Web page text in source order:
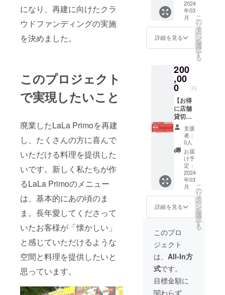
になり、再建に向けたクラ
ウドファンディングの実施
を決めました。
このプロジェクト
で実現したいこと
廃業したLaLa Primoを再建
し、たくさんの方に喜んで
いただける料理を提供した
いです。新しく私たちが作
るLaLa Primoのメニュー
は、基本的にあの頃のま
ま。長年愛してくださって
いたお客様が「懐かしい」
と感じていただけるような
空間と料理を提供したいと
思っています。
※有効期
限（1
年）
2024/3/
1〜
ナなど
の社会
情勢
や、フ
ラン
チャイ
ズ店舗
の破産
などマ
イナス
部分も
赤裸々
に数字
ベース
で公開
いたし
ます。
社内や
講演会
などで
利用可
能で
す。 ・
有効期
限
2024/3/
1〜
2025/2/
28 ※
オンラ
インの
場合：
ZOOM
※オフ
ライン
プラン
です。
誕生し
た商品
は
「LaLa
Primo
ボ！」
など、
コラボ
レー
ション
した旨
の記載
も自由
に行う
ことが
できま
す。 ・
有効期
限
2024/3/
2025/2/
28 ・打
ち合わ
せにつ
いて
※60分
×1回
（週1回
3ヶ月
間）
※オンラ
インの
2024
年03
月
詳細を見る
こ
の
リ
タ
ー
ン
を
選
択
す
る
200
,00
0 円
【お得
に店舗
貸切プ
ラン】
「プラ
イベー
トな空
間で親
しい人
達と集
まりた
い！」
そんな
方にお
すすめ
のプラ
ンで
す。
LaLa
Primo
を貸し
切って
大切な
人への
支援
者：
0人
お届
け予
定：
2024
年03
月
詳細を見る
こ
の
リ
タ
ー
ン
を
選
択
す
る
このプロ
ジェクト
は、 All-In方
式です。
目標金額に
関わらず、